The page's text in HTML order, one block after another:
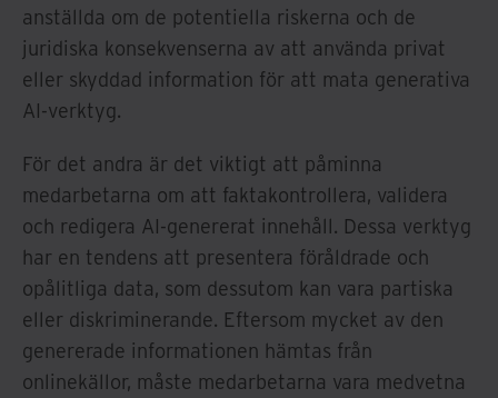
anställda om de potentiella riskerna och de
juridiska konsekvenserna av att använda privat
eller skyddad information för att mata generativa
AI-verktyg.
För det andra är det viktigt att påminna
medarbetarna om att faktakontrollera, validera
och redigera AI-genererat innehåll. Dessa verktyg
har en tendens att presentera föråldrade och
opålitliga data, som dessutom kan vara partiska
eller diskriminerande. Eftersom mycket av den
genererade informationen hämtas från
onlinekällor, måste medarbetarna vara medvetna